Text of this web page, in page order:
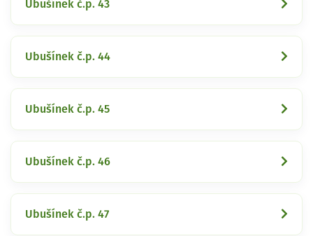
Ubušínek č.p. 43
Ubušínek č.p. 44
Ubušínek č.p. 45
Ubušínek č.p. 46
Ubušínek č.p. 47